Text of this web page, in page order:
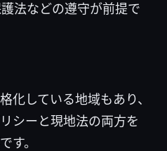
護法などの遵守が前提で
化している地域もあり、
シーと現地法の両方を
す。